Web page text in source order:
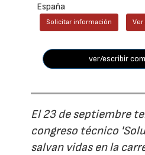
España
Solicitar información
ver/escribir
El 23 de septiembre
congreso técnico
salvan vidas en la